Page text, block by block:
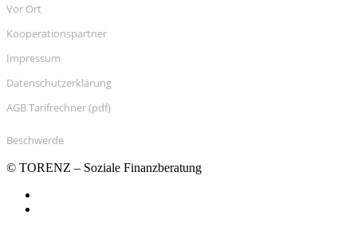
Vor Ort
Kooperationspartner
Impressum
Datenschutzerklärung
AGB Tarifrechner (pdf)
Beschwerde
© TORENZ – Soziale Finanzberatung